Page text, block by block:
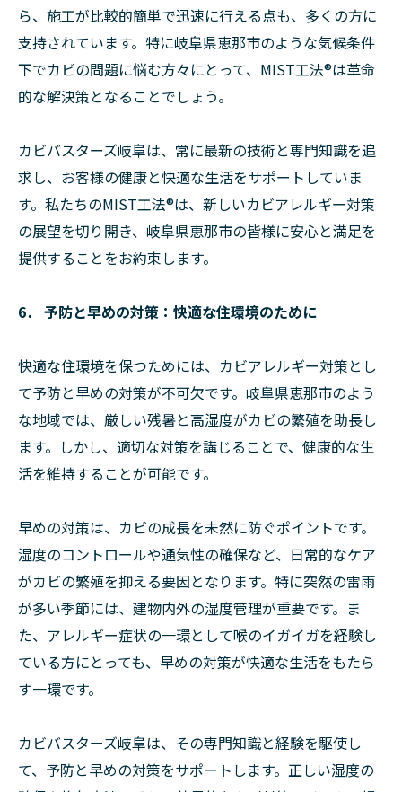
ら、施工が比較的簡単で迅速に行える点も、多くの方に
支持されています。特に岐阜県恵那市のような気候条件
下でカビの問題に悩む方々にとって、MIST工法®は革命
的な解決策となることでしょう。
カビバスターズ岐阜は、常に最新の技術と専門知識を追
求し、お客様の健康と快適な生活をサポートしていま
す。私たちのMIST工法®は、新しいカビアレルギー対策
の展望を切り開き、岐阜県恵那市の皆様に安心と満足を
提供することをお約束します。
6． 予防と早めの対策：快適な住環境のために
快適な住環境を保つためには、カビアレルギー対策とし
て予防と早めの対策が不可欠です。岐阜県恵那市のよう
な地域では、厳しい残暑と高湿度がカビの繁殖を助長し
ます。しかし、適切な対策を講じることで、健康的な生
活を維持することが可能です。
早めの対策は、カビの成長を未然に防ぐポイントです。
湿度のコントロールや通気性の確保など、日常的なケア
がカビの繁殖を抑える要因となります。特に突然の雷雨
が多い季節には、建物内外の湿度管理が重要です。ま
た、アレルギー症状の一環として喉のイガイガを経験し
ている方にとっても、早めの対策が快適な生活をもたら
す一環です。
カビバスターズ岐阜は、その専門知識と経験を駆使し
て、予防と早めの対策をサポートします。正しい湿度の